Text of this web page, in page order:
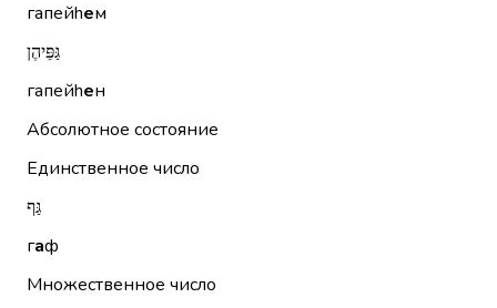
гапейhем
גַּפֵּיהֶן
гапейhен
Абсолютное состояние
Единственное число
גַּף
гаф
Множественное число